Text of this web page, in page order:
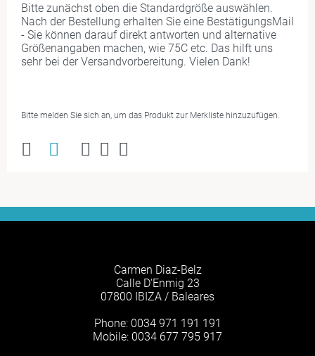
Bitte zunächst oben die Standardgröße auswählen.
Nach der Bestellung erhalten Sie eine BestätigungsMail
- Sie können darauf direkt antworten und alternative
Größenangaben machen, wie 75C etc. Das hilft uns
sehr bei der Versandvorbereitung. Vielen Dank!
Bitte melden Sie sich an, um das Produkt zur Merkliste hinzuzufügen.
Carmen Diaz-Belz
Calle D'Enmig 23
07800 IBIZA / Baleares
Phone: 0034 971 191 191
Mobile: 0034 677 795 917